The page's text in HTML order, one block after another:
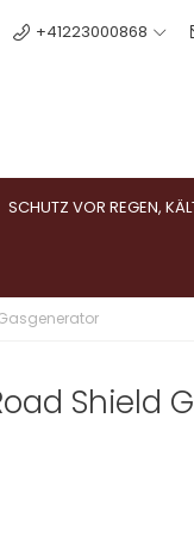
+41223000868
SCHUTZ VOR REGEN,
Shield